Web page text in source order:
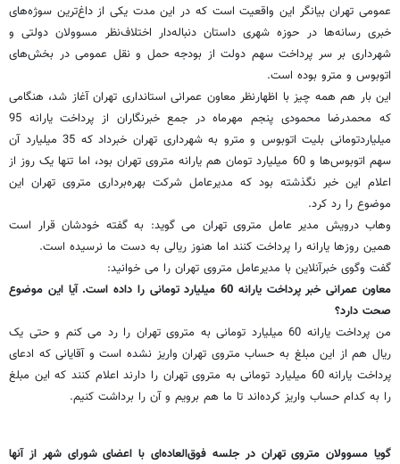
عمومی تهران بیانگر این واقعیت است که در این مدت یکی از داغ‌ترین سوژه‌های
خبری رسانه‌ها در حوزه شهری داستان دنباله‌دار اختلاف‌نظر مسوولان دولتی و
شهرداری بر سر پرداخت سهم دولت از بودجه حمل و نقل عمومی در بخش‌های
اتوبوس و مترو بوده است.
این بار هم همه چیز با اظهارنظر معاون عمرانی استانداری تهران آغاز شد، هنگامی
که محمدرضا محمودی پنجم مهرماه در جمع خبرنگاران از پرداخت یارانه 95
میلیاردتومانی بلیت اتوبوس و مترو به شهرداری تهران خبرداد که 35 میلیارد آن
سهم اتوبوس‌ها و 60 میلیارد تومان هم یارانه متروی تهران بود، اما تنها یک روز از
اعلام این خبر نگذشته بود که مدیرعامل شرکت بهره‌برداری متروی تهران این
موضوع را رد کرد.
وهاب درویش مدیر عامل متروی تهران می گوید: به گفته خودشان قرار است
همین روزها یارانه را پرداخت کنند اما هنوز ریالی به دست ما نرسیده است.
گفت وگوی خبرآنلاین با مدیرعامل متروی تهران را می خوانید:
معاون عمرانی خبر پرداخت یارانه 60 میلیارد تومانی را داده است. آیا این موضوع
صحت دارد؟
من پرداخت یارانه 60 میلیارد تومانی به متروی تهران را رد می کنم و حتی یک
ریال هم از این مبلغ به حساب متروی تهران واریز نشده است و آقایانی که ادعای
پرداخت یارانه 60 میلیارد تومانی به متروی تهران را دارند اعلام کنند که این مبلغ
را به کدام حساب واریز کرده‌اند تا ما هم برویم و آن را برداشت کنیم.
گویا مسوولان متروی تهران در جلسه فوق‌العاده‌ای با اعضای شورای شهر از آنها